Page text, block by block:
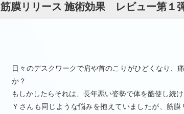
筋膜リリース 施術効果 レビュー第１
日々のデスクワークで肩や首のこりがひどくなり、
か？
もしかしたらそれは、長年悪い姿勢で体を酷使し続
Ｙさんも同じような悩みを抱えていましたが、筋